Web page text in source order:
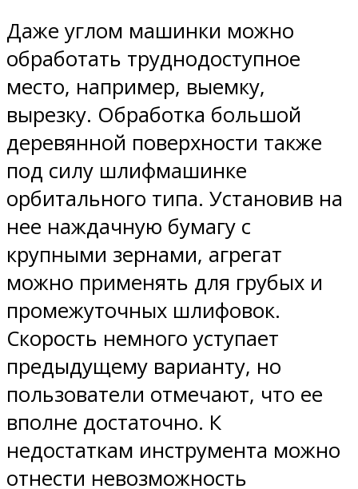
Даже углом машинки можно
обработать труднодоступное
место, например, выемку,
вырезку. Обработка большой
деревянной поверхности также
под силу шлифмашинке
орбитального типа. Установив на
нее наждачную бумагу с
крупными зернами, агрегат
можно применять для грубых и
промежуточных шлифовок.
Скорость немного уступает
предыдущему варианту, но
пользователи отмечают, что ее
вполне достаточно. К
недостаткам инструмента можно
отнести невозможность